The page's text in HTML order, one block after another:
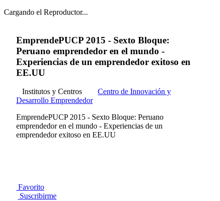
Cargando el Reproductor...
EmprendePUCP 2015 - Sexto Bloque:
Peruano emprendedor en el mundo -
Experiencias de un emprendedor exitoso en
EE.UU
Institutos y Centros
Centro de Innovación y
Desarrollo Emprendedor
EmprendePUCP 2015 - Sexto Bloque: Peruano
emprendedor en el mundo - Experiencias de un
emprendedor exitoso en EE.UU
Favorito
Suscribirme